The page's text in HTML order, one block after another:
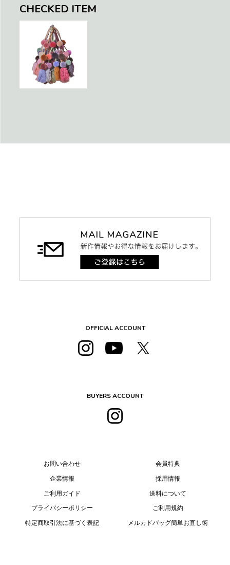
CHECKED ITEM
OFFICIAL ACCOUNT
BUYERS ACCOUNT
お問い合わせ
企業情報
ご利用ガイド
プライバシーポリシー
特定商取引法に基づく表記
会員特典
採用情報
送料について
ご利用規約
メルカドバッグ簡単お直し術